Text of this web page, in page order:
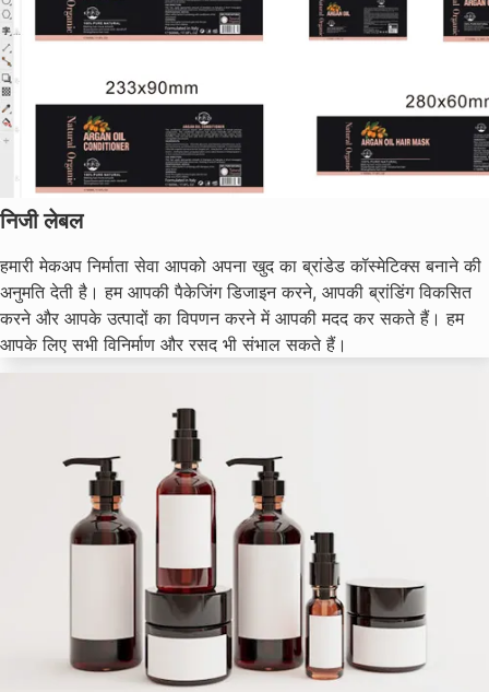
निजी लेबल
हमारी मेकअप निर्माता सेवा आपको अपना खुद का ब्रांडेड कॉस्मेटिक्स बनाने की
अनुमति देती है। हम आपकी पैकेजिंग डिजाइन करने, आपकी ब्रांडिंग विकसित
करने और आपके उत्पादों का विपणन करने में आपकी मदद कर सकते हैं। हम
आपके लिए सभी विनिर्माण और रसद भी संभाल सकते हैं।